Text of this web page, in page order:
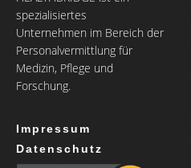
spezialisiertes
Unternehmen im Bereich der
Personalvermittlung für
Medizin, Pflege und
Forschung.
Impressum
Datenschutz